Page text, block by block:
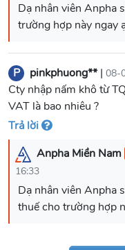
Dạ nhân viên Anpha
trường hợp này ngay
P pinkphuong**| 08-
Cty nhập nấm khô từ
VAT là bao nhiêu ?
Trả lời
Anpha Miền Nam
16:33
Dạ nhân viên Anpha
thuế cho trường hợp